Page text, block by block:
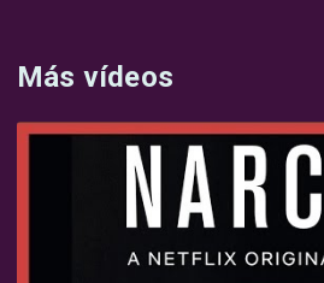
Más vídeos